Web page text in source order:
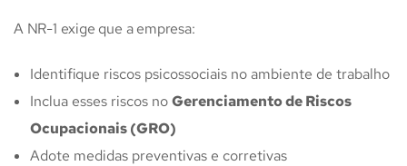
A NR-1 exige que a empresa:
Identifique riscos psicossociais no ambiente de trabalho
Inclua esses riscos noGerenciamento de Riscos
Ocupacionais (GRO)
Adote medidas preventivas e corretivas